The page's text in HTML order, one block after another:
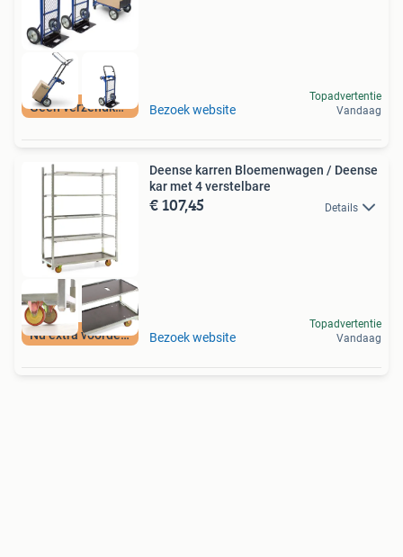
Geen verzendkosten Bezoek website
Topadvertentie
Vandaag
Nu extra voordeel
Deense karren Bloemenwagen / Deense
kar met 4 verstelbare
€ 107,45 Details
Bezoek website
Topadvertentie
Vandaag